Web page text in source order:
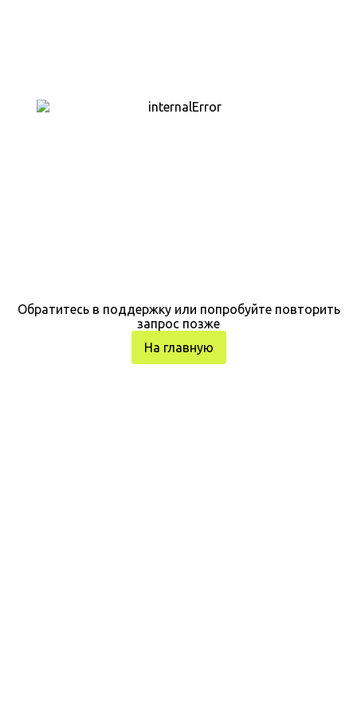
Обратитесь в поддержку или попробуйте повторить
запрос позже
На главную